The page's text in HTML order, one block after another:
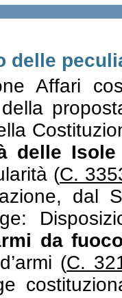
delle
Affari
della
delle Isole
(C.
dal
da
(C.